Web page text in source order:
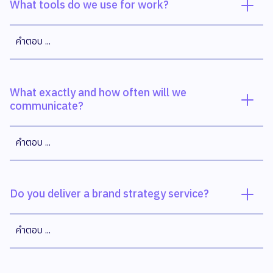
What tools do we use for work?
คำตอบ ...
What exactly and how often will we
communicate?
คำตอบ ...
Do you deliver a brand strategy service?
คำตอบ ...